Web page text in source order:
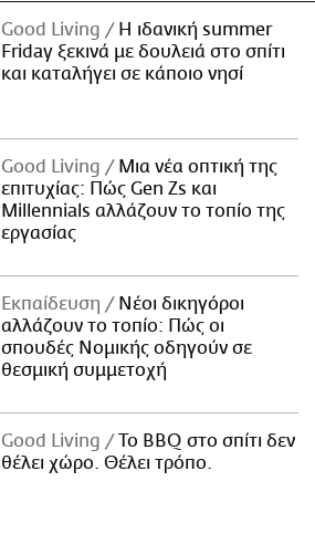
Good Living
Η ιδανική summer
Friday ξεκινά με δουλειά στο σπίτι
και καταλήγει σε κάποιο νησί
Good Living
Μια νέα οπτική της
επιτυχίας: Πώς Gen Zs και
Millennials αλλάζουν το τοπίο της
εργασίας
Εκπαίδευση
Νέοι δικηγόροι
αλλάζουν το τοπίο: Πώς οι
σπουδές Νομικής οδηγούν σε
θεσμική συμμετοχή
Good Living
Το BBQ στο σπίτι δεν
θέλει χώρο. Θέλει τρόπο.